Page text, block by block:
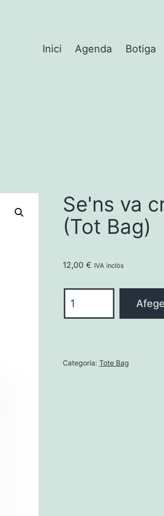
Inici Agenda Botiga
Se'ns va
(Tot Bag)
12,00 € IVA inclòs
de
Categoria: Tote Bag